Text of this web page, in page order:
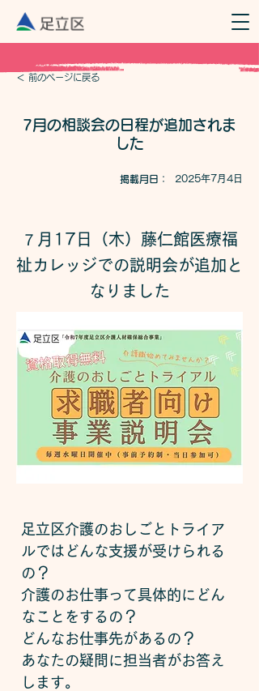
＜ 前のページに戻る
7月の相談会の日程が追加されま
した
​掲載月日： 2025年7月4日
７月17日（木）藤仁館医療福
祉カレッジでの説明会が追加と
なりました
足立区介護のおしごとトライア
ルではどんな支援が受けられる
の？
介護のお仕事って具体的にどん
なことをするの？
どんなお仕事先があるの？
あなたの疑問に担当者がお答え
します。